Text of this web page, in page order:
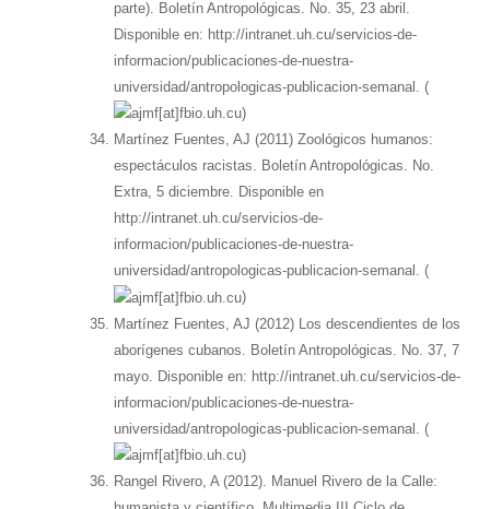
parte). Boletín Antropológicas. No. 35, 23 abril.
Disponible en: http://intranet.uh.cu/servicios-de-
informacion/publicaciones-de-nuestra-
universidad/antropologicas-publicacion-semanal. (
)
Martínez Fuentes, AJ (2011) Zoológicos humanos:
espectáculos racistas. Boletín Antropológicas. No.
Extra, 5 diciembre. Disponible en
http://intranet.uh.cu/servicios-de-
informacion/publicaciones-de-nuestra-
universidad/antropologicas-publicacion-semanal. (
)
Martínez Fuentes, AJ (2012) Los descendientes de los
aborígenes cubanos. Boletín Antropológicas. No. 37, 7
mayo. Disponible en: http://intranet.uh.cu/servicios-de-
informacion/publicaciones-de-nuestra-
universidad/antropologicas-publicacion-semanal. (
)
Rangel Rivero, A (2012). Manuel Rivero de la Calle: